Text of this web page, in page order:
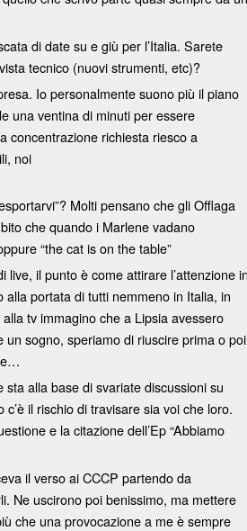
di date su e giù per l’Italia. Sarete
tecnico (nuovi strumenti, etc)?
Io personalmente suono più il piano
una ventina di minuti per essere
concentrazione richiesta riesco a
noi
Molti pensano che gli Offlaga
che quando i Marlene vadano
“the cat is on the table”
live, il punto è come attirare l’attenzione
portata di tutti nemmeno in Italia, in
tv immagino che a Lipsia avessero
un sogno, speriamo di riuscire prima o poi
alla base di svariate discussioni su
il rischio di travisare sia voi che loro.
e la citazione dell’Ep “Abbiamo
il verso ai CCCP partendo da
Ne uscirono poi benissimo, ma mettere
che una provocazione a me è sempre